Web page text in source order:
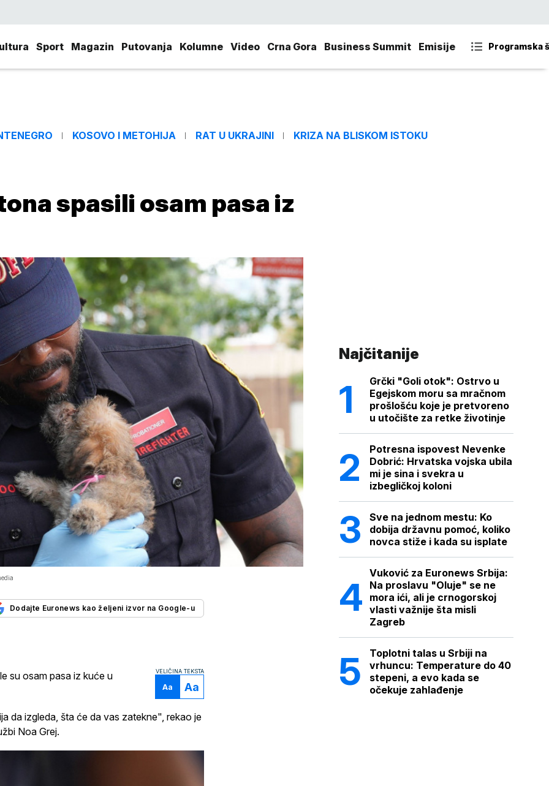
Sport Magazin Putovanja Kolumne Video Crna Gora Business Summit Emisije Programska
KOSOVO I METOHIJA RAT U UKRAJINI KRIZA NA BLISKOM ISTOKU
spasili osam pasa iz
Dodajte Euronews kao željeni izvor na Google-u
VELIČINA TEKSTA
Aa Aa
su osam pasa iz kuće u
da izgleda, šta će da vas zatekne", rekao je
Noa Grej.
Najčitanije
Grčki "Goli otok": Ostrvo u
Egejskom moru sa mračnom
prošlošću koje je pretvoreno
u utočište za retke životinje
Potresna ispovest Nevenke
Dobrić: Hrvatska vojska ubila
mi je sina i svekra u
izbegličkoj koloni
Sve na jednom mestu: Ko
dobija državnu pomoć, koliko
novca stiže i kada su isplate
Vuković za Euronews Srbija:
Na proslavu "Oluje" se ne
mora ići, ali je crnogorskoj
vlasti važnije šta misli
Zagreb
Toplotni talas u Srbiji na
vrhuncu: Temperature do 40
stepeni, a evo kada se
očekuje zahlađenje